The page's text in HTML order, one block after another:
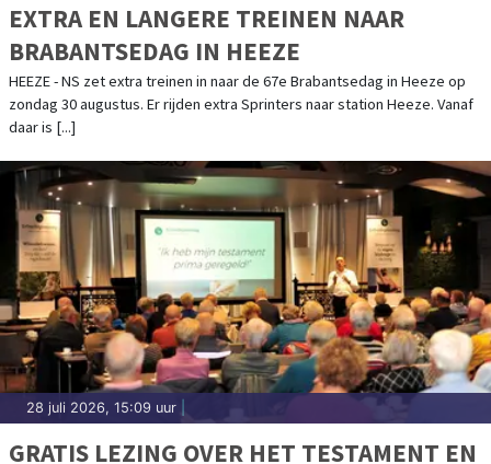
EXTRA EN LANGERE TREINEN NAAR
BRABANTSEDAG IN HEEZE
HEEZE - NS zet extra treinen in naar de 67e Brabantsedag in Heeze op
zondag 30 augustus. Er rijden extra Sprinters naar station Heeze. Vanaf
daar is [...]
28 juli 2026, 15:09 uur
GRATIS LEZING OVER HET TESTAMENT EN